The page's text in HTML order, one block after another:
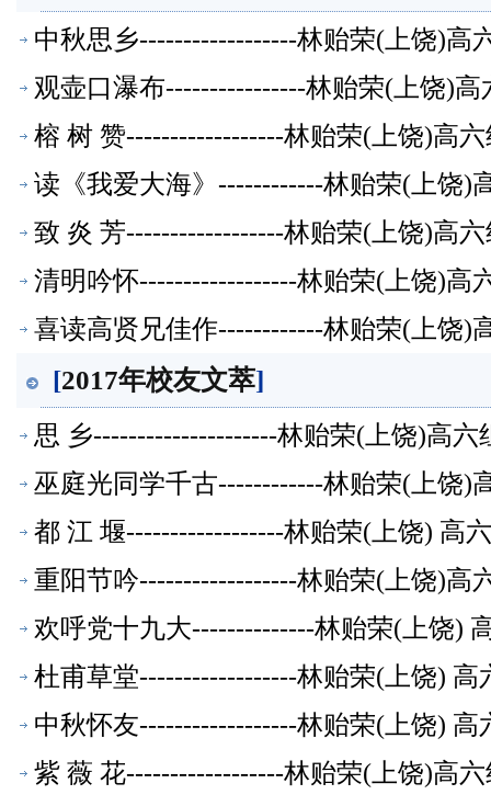
中秋思乡------------------林贻荣(上饶)高
观壶口瀑布----------------林贻荣(上饶)高
榕 树 赞------------------林贻荣(上饶)高
读《我爱大海》------------林贻荣(上饶)
致 炎 芳------------------林贻荣(上饶)高
清明吟怀------------------林贻荣(上饶)高
喜读高贤兄佳作------------林贻荣(上饶)
[2017年校友文萃]
思 乡---------------------林贻荣(上饶)高六
巫庭光同学千古------------林贻荣(上饶)
都 江 堰------------------林贻荣(上饶) 高
重阳节吟------------------林贻荣(上饶)高
欢呼党十九大--------------林贻荣(上饶)
杜甫草堂------------------林贻荣(上饶) 高
中秋怀友------------------林贻荣(上饶) 高
紫 薇 花------------------林贻荣(上饶)高